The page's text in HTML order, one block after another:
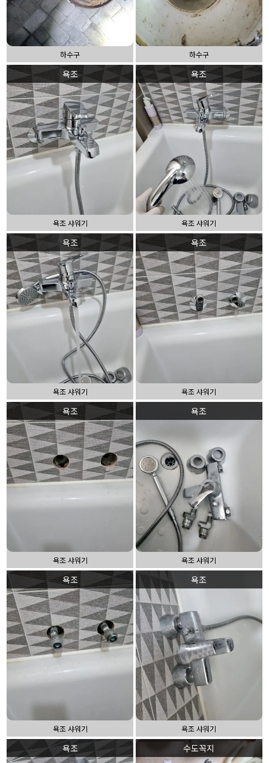
하수구 하수구
욕조
욕조 샤워기
욕조
욕조 샤워기
욕조
욕조 샤워기
욕조
욕조 샤워기
욕조
욕조 샤워기
욕조
욕조 샤워기
욕조
욕조 샤워기
욕조
욕조 샤워기
욕조 수도꼭지